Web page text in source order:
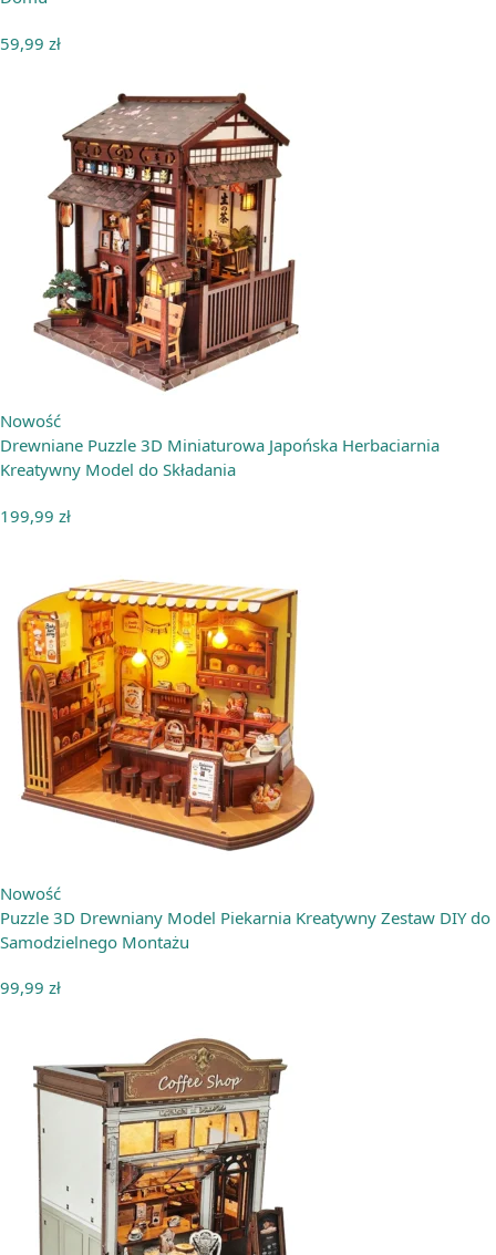
59,99 zł
Nowość
Drewniane Puzzle 3D Miniaturowa Japońska Herbaciarnia
Kreatywny Model do Składania
199,99 zł
Nowość
Puzzle 3D Drewniany Model Piekarnia Kreatywny Zestaw DIY do
Samodzielnego Montażu
99,99 zł